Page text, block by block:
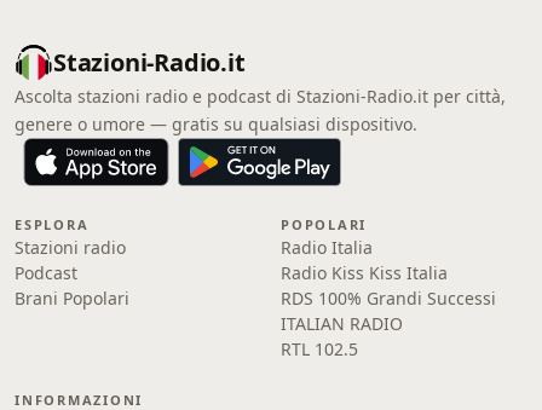
Stazioni-Radio.it
Ascolta stazioni radio e podcast di Stazioni-Radio.it per città,
genere o umore — gratis su qualsiasi dispositivo.
ESPLORA
Stazioni radio
Podcast
Brani Popolari
POPOLARI
Radio Italia
Radio Kiss Kiss Italia
RDS 100% Grandi Successi
ITALIAN RADIO
RTL 102.5
INFORMAZIONI